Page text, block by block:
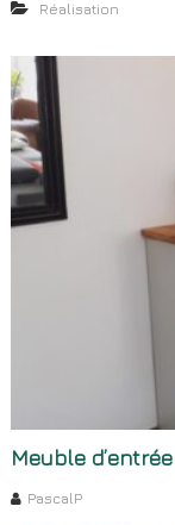
Réalisation
Meuble
PascalP